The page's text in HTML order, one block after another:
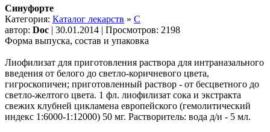
Синуфорте
Категория: Каталог лекарств » C
автор: Doc | 30.01.2014 | Просмотров: 2198
Форма выпуска, состав и упаковка
Лиофилизат для приготовления раствора для интраназального
введения от белого до светло-коричневого цвета,
гигроскопичен; приготовленный раствор - от бесцветного до
светло-желтого цвета. 1 фл. лиофилизат сока и экстракта
свежих клубней цикламена европейского (гемолитический
индекс 1:6000-1:12000) 50 мг. Растворитель: вода д/и - 5 мл.